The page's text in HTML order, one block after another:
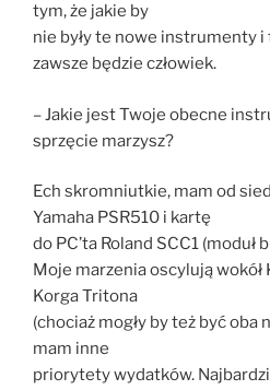
tym, że jakie by
nie były te nowe instrumenty i
zawsze będzie człowiek.
– Jakie jest Twoje obecne
sprzęcie marzysz?
Ech skromniutkie, mam od
Yamaha PSR510 i kartę
do PC’ta Roland SCC1 (moduł
Moje marzenia oscylują
Korga Tritona
(chociaż mogły by też być oba
mam inne
priorytety wydatków.